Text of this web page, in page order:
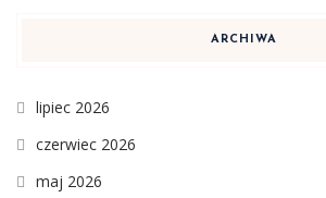
ARCHIWA
lipiec 2026
czerwiec 2026
maj 2026